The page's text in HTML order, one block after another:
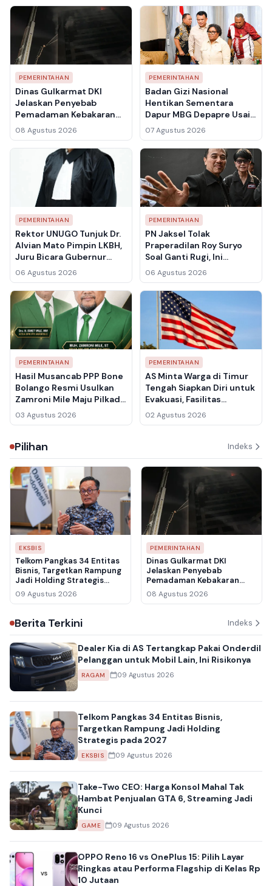
PEMERINTAHAN
Dinas Gulkarmat DKI
Jelaskan Penyebab
Pemadaman Kebakaran
Gedung Bapenda
Berlangsung Hampir Lima
Jam
08 Agustus 2026
PEMERINTAHAN
Badan Gizi Nasional
Hentikan Sementara
Dapur MBG Depapre Usai
Ratusan Pelajar
Keracunan
07 Agustus 2026
PEMERINTAHAN
Rektor UNUGO Tunjuk Dr.
Alvian Mato Pimpin LKBH,
Juru Bicara Gubernur
Gorontalo Siap Perkuat
Bantuan Hukum untuk
Warga
06 Agustus 2026
PEMERINTAHAN
PN Jaksel Tolak
Praperadilan Roy Suryo
Soal Ganti Rugi, Ini
Pertimbangan Hakim
06 Agustus 2026
PEMERINTAHAN
Hasil Musancab PPP Bone
Bolango Resmi Usulkan
Zamroni Mile Maju Pilkada
2031, 17 Kecamatan
Tuntaskan Konsolidasi
03 Agustus 2026
PEMERINTAHAN
AS Minta Warga di Timur
Tengah Siapkan Diri untuk
Evakuasi, Fasilitas
Diplomatik Berpotensi
Jadi Target Serangan Iran
02 Agustus 2026
Pilihan Indeks
EKSBIS
Telkom Pangkas 34 Entitas
Bisnis, Targetkan Rampung
Jadi Holding Strategis
pada 2027
09 Agustus 2026
PEMERINTAHAN
Dinas Gulkarmat DKI
Jelaskan Penyebab
Pemadaman Kebakaran
Gedung Bapenda
Berlangsung Hampir Lima
08 Agustus 2026
Berita Terkini Indeks
Dealer Kia di AS Tertangkap Pakai Onderdil
Pelanggan untuk Mobil Lain, Ini Risikonya
RAGAM 09 Agustus 2026
Telkom Pangkas 34 Entitas Bisnis,
Targetkan Rampung Jadi Holding
Strategis pada 2027
EKSBIS 09 Agustus 2026
Take-Two CEO: Harga Konsol Mahal Tak
Hambat Penjualan GTA 6, Streaming Jadi
Kunci
GAME 09 Agustus 2026
OPPO Reno 16 vs OnePlus 15: Pilih Layar
Ringkas atau Performa Flagship di Kelas Rp
10 Jutaan